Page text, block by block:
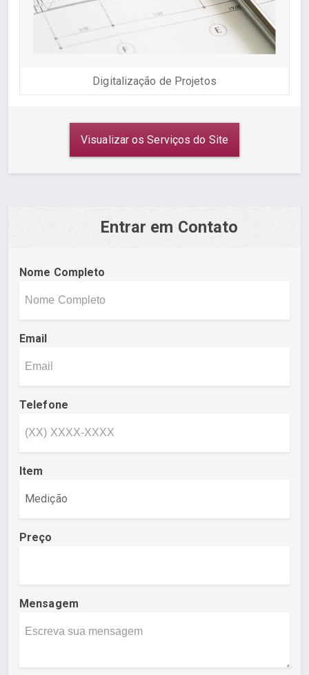
Digitalização de Projetos
Visualizar os Serviços do Site
Entrar em Contato
Nome Completo
Email
Telefone
Item
Preço
Mensagem